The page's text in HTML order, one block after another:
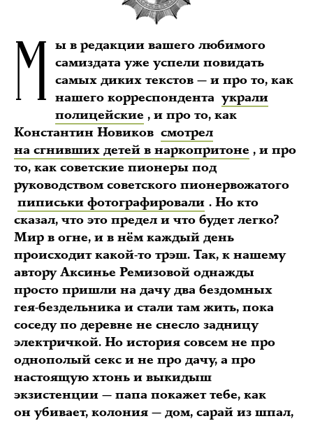
М ы в редакции вашего любимого
самиздата уже успели повидать
самых диких текстов — и про то, как
нашего корреспондента украли
полицейские , и про то, как
Константин Новиков смотрел
на сгнивших детей в наркопритоне , и про
то, как советские пионеры под
руководством советского пионервожатого
пиписьки фотографировали . Но кто
сказал, что это предел и что будет легко?
Мир в огне, и в нём каждый день
происходит какой-то трэш. Так, к нашему
автору Аксинье Ремизовой однажды
просто пришли на дачу два бездомных
гея-бездельника и стали там жить, пока
соседу по деревне не снесло задницу
электричкой. Но история совсем не про
однополый секс и не про дачу, а про
настоящую хтонь и выкидыш
экзистенции — папа покажет тебе, как
он убивает, колония — дом, сарай из шпал,